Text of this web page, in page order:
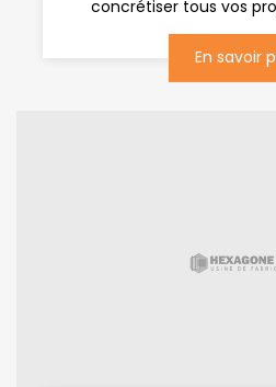
concrétiser tous vos
En savoir